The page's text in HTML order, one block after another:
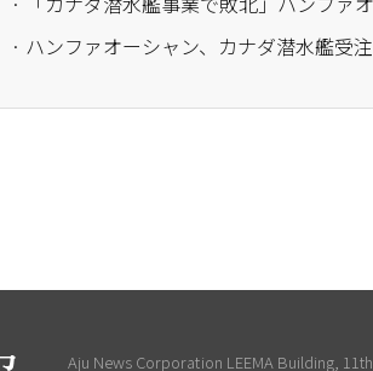
Aju News Corporation LEEMA Building,